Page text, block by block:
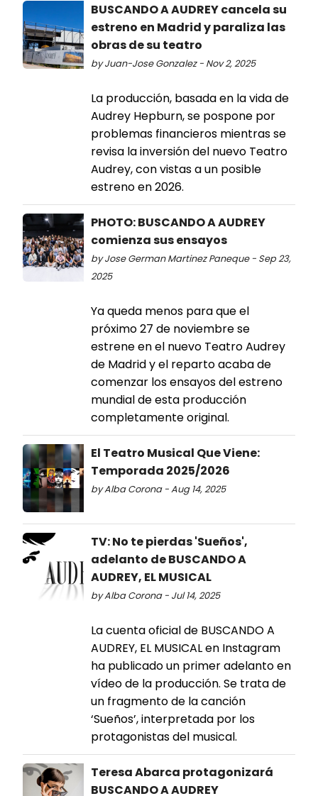
BUSCANDO A AUDREY cancela su
estreno en Madrid y paraliza las
obras de su teatro
by Juan-Jose Gonzalez - Nov 2, 2025
La producción, basada en la vida de
Audrey Hepburn, se pospone por
problemas financieros mientras se
revisa la inversión del nuevo Teatro
Audrey, con vistas a un posible
estreno en 2026.
PHOTO: BUSCANDO A AUDREY
comienza sus ensayos
by Jose German Martinez Paneque - Sep 23,
2025
Ya queda menos para que el
próximo 27 de noviembre se
estrene en el nuevo Teatro Audrey
de Madrid y el reparto acaba de
comenzar los ensayos del estreno
mundial de esta producción
completamente original.
El Teatro Musical Que Viene:
Temporada 2025/2026
by Alba Corona - Aug 14, 2025
TV: No te pierdas 'Sueños',
adelanto de BUSCANDO A
AUDREY, EL MUSICAL
by Alba Corona - Jul 14, 2025
La cuenta oficial de BUSCANDO A
AUDREY, EL MUSICAL en Instagram
ha publicado un primer adelanto en
vídeo de la producción. Se trata de
un fragmento de la canción
‘Sueños’, interpretada por los
protagonistas del musical.
Teresa Abarca protagonizará
BUSCANDO A AUDREY